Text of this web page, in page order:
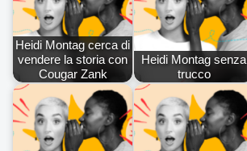
Heidi Montag cerca di
vendere la storia con
Cougar Zank
Heidi Montag senza
trucco